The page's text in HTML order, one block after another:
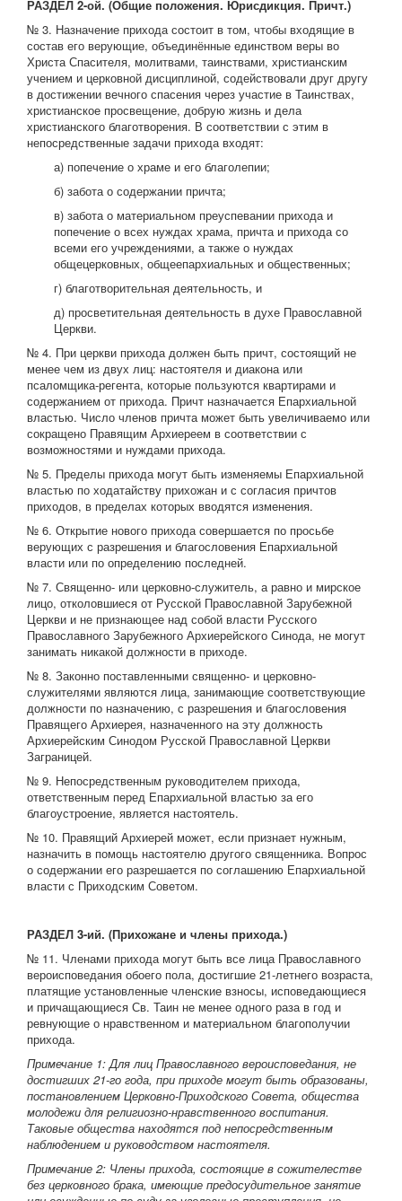
РАЗДЕЛ 2-ой. (Общие положения. Юрисдикция. Причт.)
№ 3. Назначение прихода состоит в том, чтобы входящие в
состав его верующие, объединённые единством веры во
Христа Спасителя, молитвами, таинствами, христианским
учением и церковной дисциплиной, содействовали друг другу
в достижении вечного спасения через участие в Таинствах,
христианское просвещение, добрую жизнь и дела
христианского благотворения. В соответствии с этим в
непосредственные задачи прихода входят:
а) попечение о храме и его благолепии;
б) забота о содержании причта;
в) забота о материальном преуспевании прихода и
попечение о всех нуждах храма, причта и прихода со
всеми его учреждениями, а также о нуждах
общецерковных, общеепархиальных и общественных;
г) благотворительная деятельность, и
д) просветительная деятельность в духе Православной
Церкви.
№ 4. При церкви прихода должен быть причт, состоящий не
менее чем из двух лиц: настоятеля и диакона или
псаломщика-регента, которые пользуются квартирами и
содержанием от прихода. Причт назначается Епархиальной
властью. Число членов причта может быть увеличиваемо или
сокращено Правящим Архиереем в соответствии с
возможностями и нуждами прихода.
№ 5. Пределы прихода могут быть изменяемы Епархиальной
властью по ходатайству прихожан и с согласия причтов
приходов, в пределах которых вводятся изменения.
№ 6. Открытие нового прихода совершается по просьбе
верующих с разрешения и благословения Епархиальной
власти или по определению последней.
№ 7. Священно- или церковно-служитель, а равно и мирское
лицо, отколовшиеся от Русской Православной Зарубежной
Церкви и не признающее над собой власти Русского
Православного Зарубежного Архиерейского Синода, не могут
занимать никакой должности в приходе.
№ 8. Законно поставленными священно- и церковно-
служителями являются лица, занимающие соответствующие
должности по назначению, с разрешения и благословения
Правящего Архиерея, назначенного на эту должность
Архиерейским Синодом Русской Православной Церкви
Заграницей.
№ 9. Непосредственным руководителем прихода,
ответственным перед Епархиальной властью за его
благоустроение, является настоятель.
№ 10. Правящий Архиерей может, если признает нужным,
назначить в помощь настоятелю другого священника. Вопрос
о содержании его разрешается по соглашению Епархиальной
власти с Приходским Советом.
РАЗДЕЛ 3-ий. (Прихожане и члены прихода.)
№ 11. Членами прихода могут быть все лица Православного
вероисповедания обоего пола, достигшие 21-летнего возраста,
платящие установленные членские взносы, исповедающиеся
и причащающиеся Св. Таин не менее одного раза в год и
ревнующие о нравственном и материальном благополучии
прихода.
Примечание 1: Для лиц Православного вероисповедания, не
достигших 21-го года, при приходе могут быть образованы,
постановлением Церковно-Приходского Совета, общества
молодежи для религиозно-нравственного воспитания.
Таковые общества находятся под непосредственным
наблюдением и руководством настоятеля.
Примечание 2: Члены прихода, состоящие в сожителестве
без церковного брака, имеющие предосудительное занятие